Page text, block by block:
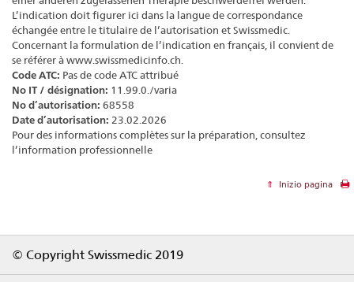
L’indication doit figurer ici dans la langue de correspondance
échangée entre le titulaire de l’autorisation et Swissmedic.
Concernant la formulation de l’indication en français, il convient de
se référer à www.swissmedicinfo.ch.
Code ATC: Pas de code ATC attribué
No IT / désignation: 11.99.0./varia
No d’autorisation: 68558
Date d’autorisation: 23.02.2026
Pour des informations complètes sur la préparation, consultez
l’information professionnelle
Inizio pagina
© Copyright Swissmedic 2019